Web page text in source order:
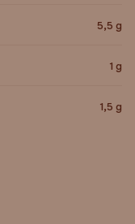
5,5 g
1 g
1,5 g